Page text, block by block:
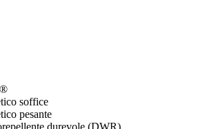
soffice
pesante
durevole (DWR)